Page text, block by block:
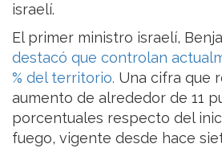
israelí.
El primer ministro israelí,
destacó que controlan
% del territorio. Una cifra que
aumento de alrededor de 11
porcentuales respecto del
fuego, vigente desde hace